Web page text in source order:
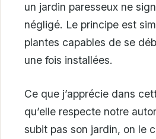
un jardin paresseux ne
négligé. Le principe est
plantes capables de se
une fois installées.
Ce que j’apprécie dans
qu’elle respecte notre
subit pas son jardin, on le